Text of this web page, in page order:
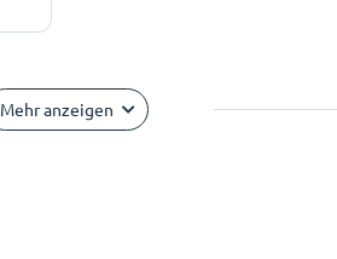
Mehr anzeigen